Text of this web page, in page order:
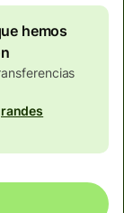
hemos